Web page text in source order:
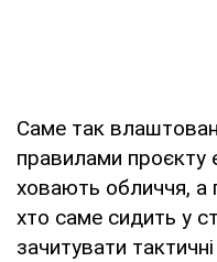
Саме так
правилами проєкту
ховають обличчя, а
хто саме сидить у
зачитувати